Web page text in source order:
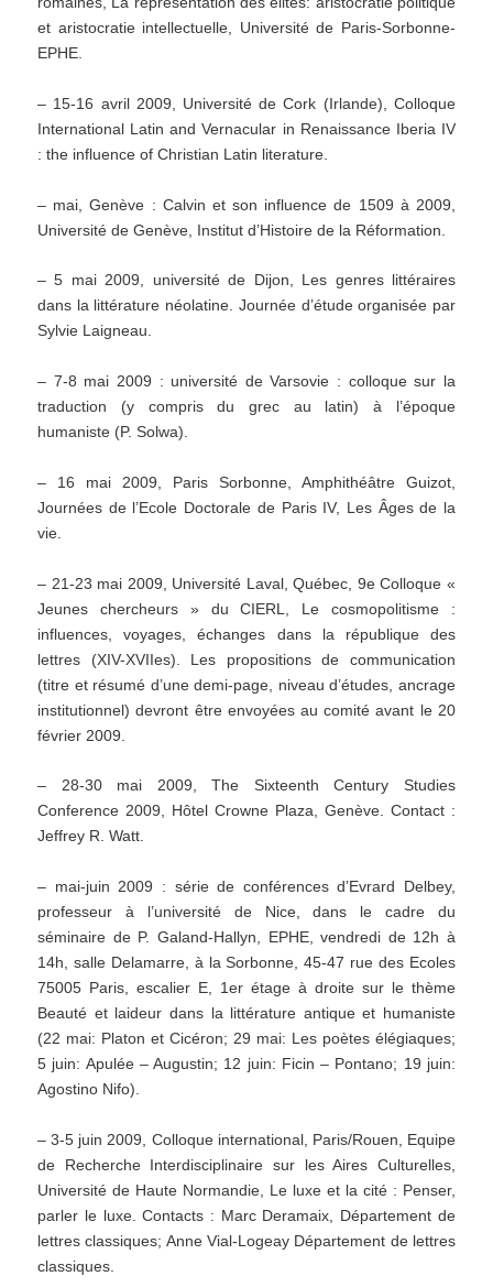
et aristocratie intellectuelle, Université de Paris-Sorbonne-
EPHE.
– 15-16 avril 2009, Université de Cork (Irlande), Colloque
International Latin and Vernacular in Renaissance Iberia IV
: the influence of Christian Latin literature.
– mai, Genève : Calvin et son influence de 1509 à 2009,
Université de Genève, Institut d’Histoire de la Réformation.
– 5 mai 2009, université de Dijon, Les genres littéraires
dans la littérature néolatine. Journée d’étude organisée par
Sylvie Laigneau.
– 7-8 mai 2009 : université de Varsovie : colloque sur la
traduction (y compris du grec au latin) à l’époque
humaniste (P. Solwa).
– 16 mai 2009, Paris Sorbonne, Amphithéâtre Guizot,
Journées de l’Ecole Doctorale de Paris IV, Les Âges de la
vie.
– 21-23 mai 2009, Université Laval, Québec, 9e Colloque «
Jeunes chercheurs » du CIERL, Le cosmopolitisme :
influences, voyages, échanges dans la république des
lettres (XIV-XVIIes). Les propositions de communication
(titre et résumé d’une demi-page, niveau d’études, ancrage
institutionnel) devront être envoyées au comité avant le 20
février 2009.
– 28-30 mai 2009, The Sixteenth Century Studies
Conference 2009, Hôtel Crowne Plaza, Genève. Contact :
Jeffrey R. Watt.
– mai-juin 2009 : série de conférences d’Evrard Delbey,
professeur à l’université de Nice, dans le cadre du
séminaire de P. Galand-Hallyn, EPHE, vendredi de 12h à
14h, salle Delamarre, à la Sorbonne, 45-47 rue des Ecoles
75005 Paris, escalier E, 1er étage à droite sur le thème
Beauté et laideur dans la littérature antique et humaniste
(22 mai: Platon et Cicéron; 29 mai: Les poètes élégiaques;
5 juin: Apulée – Augustin; 12 juin: Ficin – Pontano; 19 juin:
Agostino Nifo).
– 3-5 juin 2009, Colloque international, Paris/Rouen, Equipe
de Recherche Interdisciplinaire sur les Aires Culturelles,
Université de Haute Normandie, Le luxe et la cité : Penser,
parler le luxe. Contacts : Marc Deramaix, Département de
lettres classiques; Anne Vial-Logeay Département de lettres
classiques.